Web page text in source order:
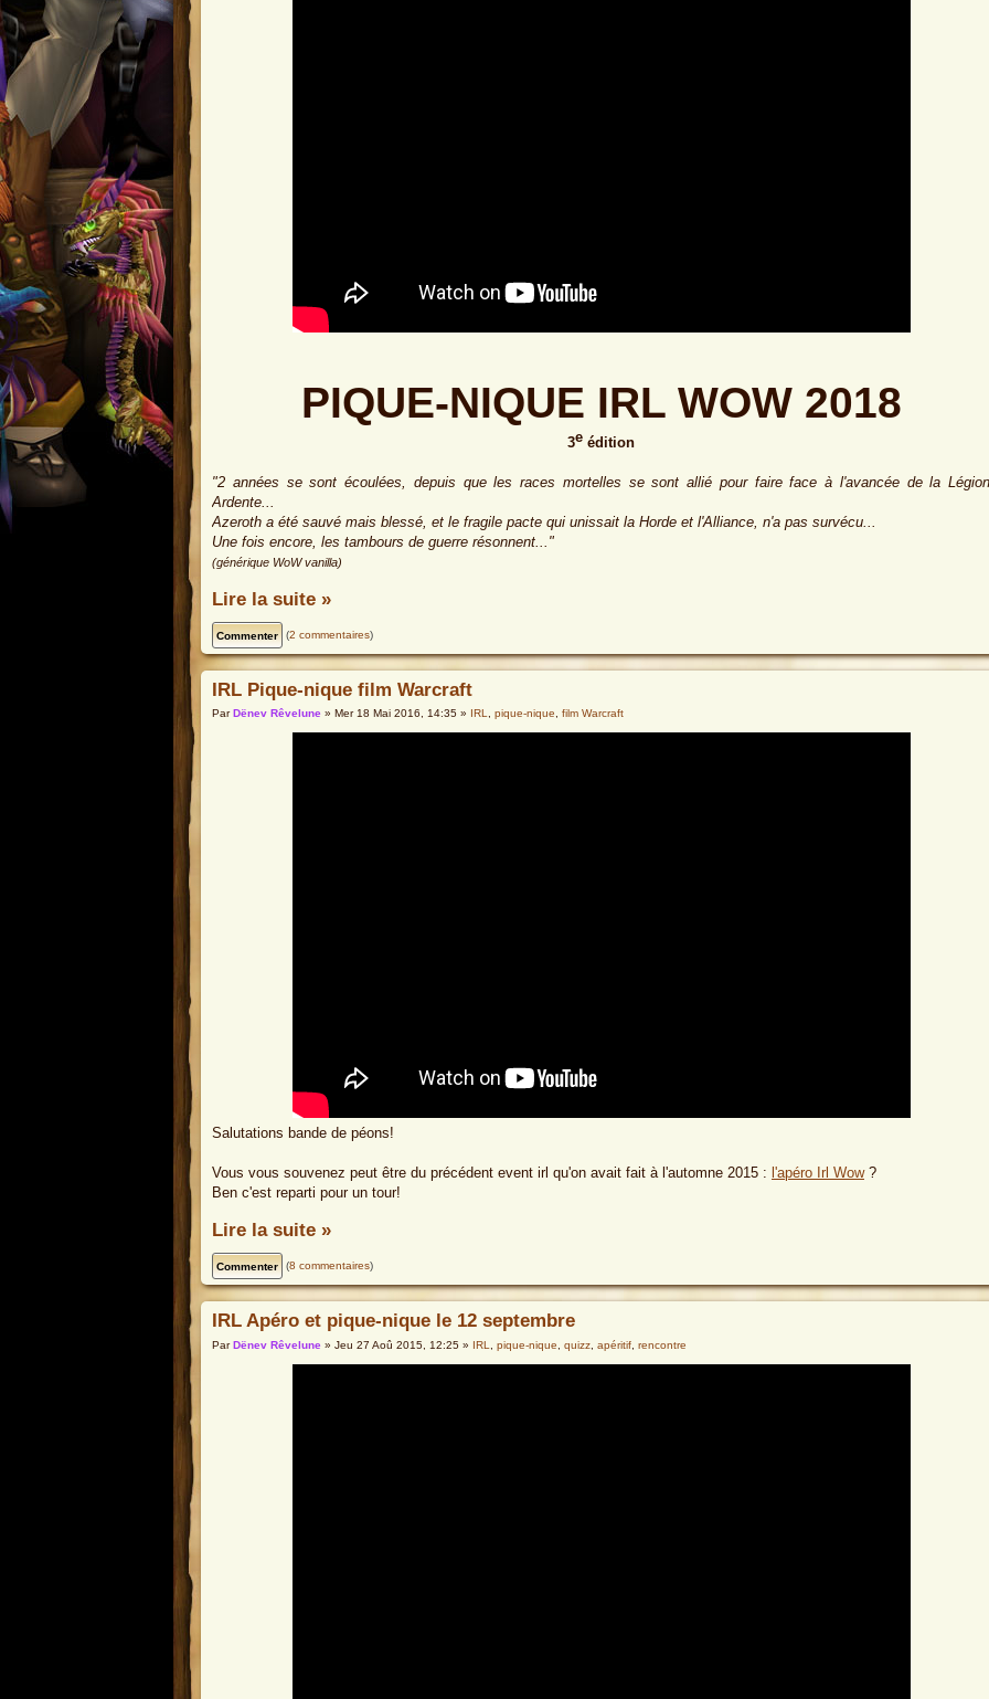
PIQUE-NIQUE IRL WOW 2018
3e édition
"2 années se sont écoulées, depuis que les races mortelles se sont allié pour faire face à l'avancée de la Légion
Ardente...
Azeroth a été sauvé mais blessé, et le fragile pacte qui unissait la Horde et l'Alliance, n'a pas survécu...
Une fois encore, les tambours de guerre résonnent..."
(générique WoW vanilla)
Lire la suite »
(2 commentaires)
IRL Pique-nique film Warcraft
Par Dënev Rêvelune » Mer 18 Mai 2016, 14:35 » IRL, pique-nique, film Warcraft
Salutations bande de péons!
Vous vous souvenez peut être du précédent event irl qu'on avait fait à l'automne 2015 : l'apéro Irl Wow?
Ben c'est reparti pour un tour!
Lire la suite »
(8 commentaires)
IRL Apéro et pique-nique le 12 septembre
ParDënev Rêvelune » Jeu 27 Aoû 2015, 12:25 » IRL pique-nique quizz apéritif rencontre